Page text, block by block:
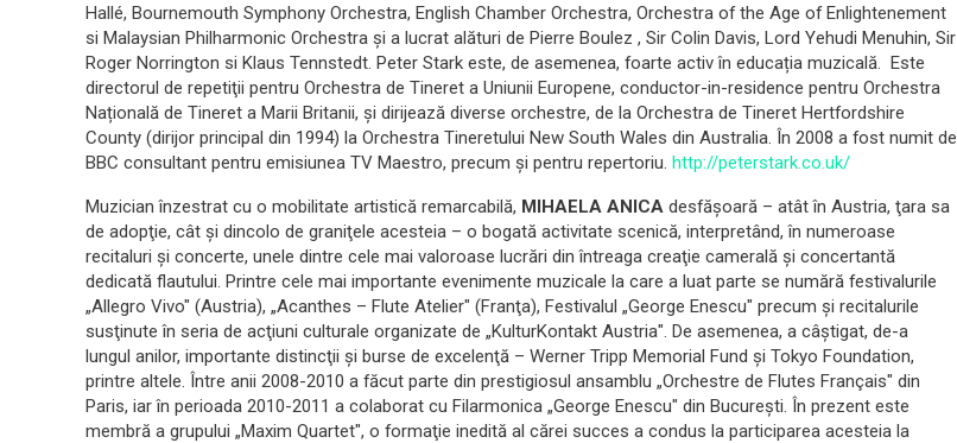
Hallé, Bournemouth Symphony Orchestra, English Chamber Orchestra, Orchestra of the Age of Enlightenement
si Malaysian Philharmonic Orchestra și a lucrat alături de Pierre Boulez , Sir Colin Davis, Lord Yehudi Menuhin, Sir
Roger Norrington si Klaus Tennstedt. Peter Stark este, de asemenea, foarte activ în educația muzicală. Este
directorul de repetiţii pentru Orchestra de Tineret a Uniunii Europene, conductor-in-residence pentru Orchestra
Națională de Tineret a Marii Britanii, și dirijează diverse orchestre, de la Orchestra de Tineret Hertfordshire
County (dirijor principal din 1994) la Orchestra Tineretului New South Wales din Australia. În 2008 a fost numit de
BBC consultant pentru emisiunea TV Maestro, precum și pentru repertoriu. http://peterstark.co.uk/
Muzician înzestrat cu o mobilitate artistică remarcabilă, MIHAELA ANICA desfăşoară – atât în Austria, ţara sa
de adopţie, cât şi dincolo de graniţele acesteia – o bogată activitate scenică, interpretând, în numeroase
recitaluri şi concerte, unele dintre cele mai valoroase lucrări din întreaga creaţie camerală şi concertantă
dedicată flautului. Printre cele mai importante evenimente muzicale la care a luat parte se numără festivalurile
„Allegro Vivo" (Austria), „Acanthes – Flute Atelier" (Franţa), Festivalul „George Enescu" precum şi recitalurile
susţinute în seria de acţiuni culturale organizate de „KulturKontakt Austria". De asemenea, a câştigat, de-a
lungul anilor, importante distincţii şi burse de excelenţă – Werner Tripp Memorial Fund şi Tokyo Foundation,
printre altele. Între anii 2008-2010 a făcut parte din prestigiosul ansamblu „Orchestre de Flutes Français" din
Paris, iar în perioada 2010-2011 a colaborat cu Filarmonica „George Enescu" din Bucureşti. În prezent este
membră a grupului „Maxim Quartet", o formaţie inedită al cărei succes a condus la participarea acesteia la